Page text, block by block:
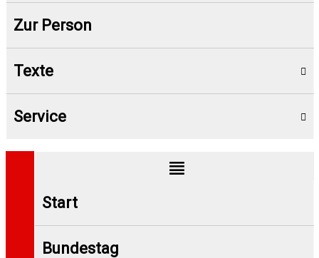
Zur Person
Texte
Service
Start
Bundestag